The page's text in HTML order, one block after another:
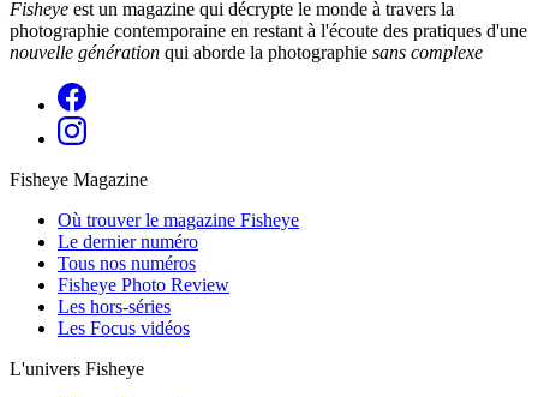
Fisheye est un magazine qui décrypte le monde à travers la
photographie contemporaine en restant à l'écoute des pratiques d'une
nouvelle génération qui aborde la photographie sans complexe
Fisheye Magazine
Où trouver le magazine Fisheye
Le dernier numéro
Tous nos numéros
Fisheye Photo Review
Les hors-séries
Les Focus vidéos
L'univers Fisheye